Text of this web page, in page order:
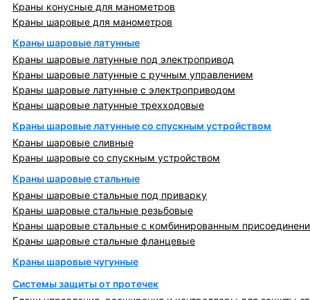
Краны конусные для манометров
Краны шаровые для манометров
Краны шаровые латунные
Краны шаровые латунные под электропривод
Краны шаровые латунные с ручным управлением
Краны шаровые латунные с электроприводом
Краны шаровые латунные трехходовые
Краны шаровые латунные со спускным устройством
Краны шаровые сливные
Краны шаровые со спускным устройством
Краны шаровые стальные
Краны шаровые стальные под приварку
Краны шаровые стальные резьбовые
Краны шаровые стальные с комбинированным
Краны шаровые стальные фланцевые
Краны шаровые чугунные
Системы защиты от протечек